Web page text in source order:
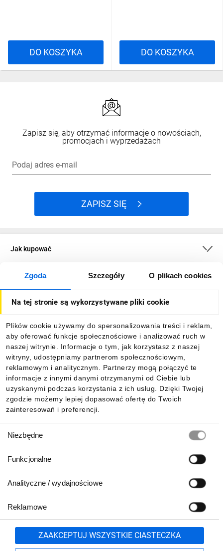
Zgoda Szczegóły O plikach cookies
Na tej stronie są wykorzystywane pliki cookie
Plików cookie używamy do spersonalizowania treści i reklam,
aby oferować funkcje społecznościowe i analizować ruch w
naszej witrynie. Informacje o tym, jak korzystasz z naszej
witryny, udostępniamy partnerom społecznościowym,
reklamowym i analitycznym. Partnerzy mogą połączyć te
informacje z innymi danymi otrzymanymi od Ciebie lub
uzyskanymi podczas korzystania z ich usług. Dzięki Twojej
zgodzie możemy lepiej dopasować ofertę do Twoich
zainteresowań i preferencji.
zgody
Niezbędne
Funkcjonalne
Analityczne / wydajnościowe
Reklamowe
ZAAKCEPTUJ WSZYSTKIE CIASTECZKA
DO KOSZYKA DO KOSZYKA
Zapisz się, aby otrzymać informacje o nowościach,
promocjach i wyprzedażach
Podaj adres e-mail
ZAPISZ SIĘ
Jak kupować
O firmie
Informacje
Pobierz naszą aplikację mobilną:
801 500 700 lub
71 37 61 600